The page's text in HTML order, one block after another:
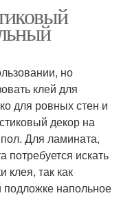
но
клей для
для ровных стен и
декор на
Для ламината,
потребуется искать
так как
напольное